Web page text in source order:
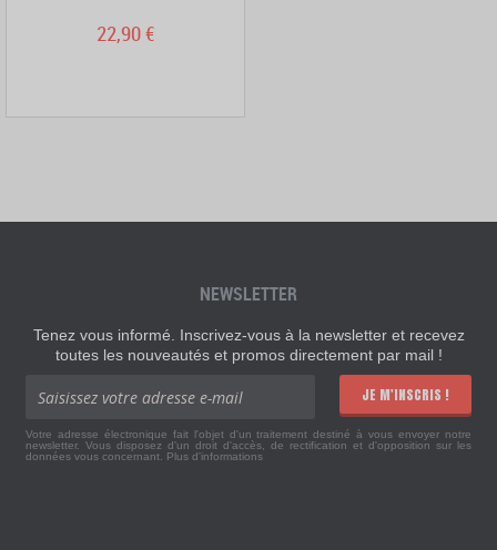
22,90 €
NEWSLETTER
Tenez vous informé. Inscrivez-vous à la newsletter et recevez
toutes les nouveautés et promos directement par mail !
JE M'INSCRIS !
Votre adresse électronique fait l'objet d'un traitement destiné à vous envoyer notre
newsletter. Vous disposez d'un droit d'accès, de rectification et d'opposition sur les
données vous concernant. Plus d'informations